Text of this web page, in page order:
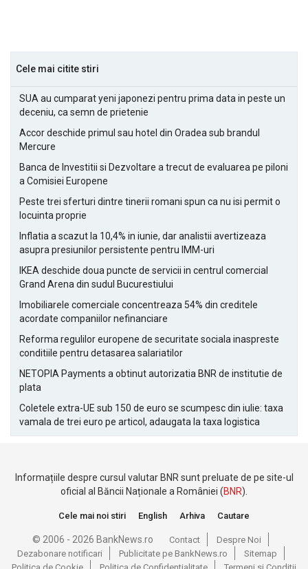
Cele mai citite stiri
SUA au cumparat yeni japonezi pentru prima data in peste un
deceniu, ca semn de prietenie
Accor deschide primul sau hotel din Oradea sub brandul
Mercure
Banca de Investitii si Dezvoltare a trecut de evaluarea pe piloni
a Comisiei Europene
Peste trei sferturi dintre tinerii romani spun ca nu isi permit o
locuinta proprie
Inflatia a scazut la 10,4% in iunie, dar analistii avertizeaza
asupra presiunilor persistente pentru IMM-uri
IKEA deschide doua puncte de servicii in centrul comercial
Grand Arena din sudul Bucurestiului
Imobiliarele comerciale concentreaza 54% din creditele
acordate companiilor nefinanciare
Reforma regulilor europene de securitate sociala inaspreste
conditiile pentru detasarea salariatilor
NETOPIA Payments a obtinut autorizatia BNR de institutie de
plata
Coletele extra-UE sub 150 de euro se scumpesc din iulie: taxa
vamala de trei euro pe articol, adaugata la taxa logistica
Informațiile despre cursul valutar BNR sunt preluate de pe site-ul
oficial al Băncii Naționale a României (BNR).
Cele mai noi stiri English Arhiva Cautare
© 2006 - 2026 BankNews.ro Contact
Despre Noi
Dezabonare notificari
Publicitate pe BankNews.ro
Sitemap